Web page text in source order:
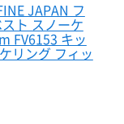
JAPAN フ
ト スノーケ
FV6153 キッ
リング フィッ